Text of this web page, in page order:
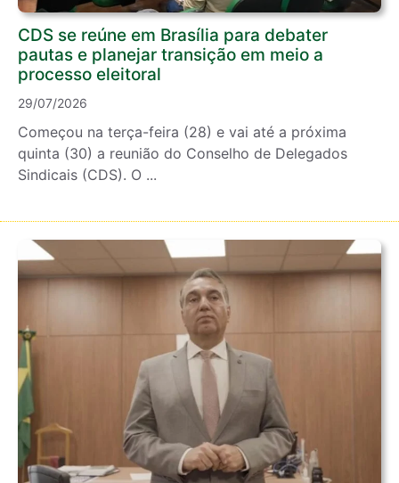
CDS se reúne em Brasília para debater
pautas e planejar transição em meio a
processo eleitoral
29/07/2026
Começou na terça-feira (28) e vai até a próxima
quinta (30) a reunião do Conselho de Delegados
Sindicais (CDS). O ...